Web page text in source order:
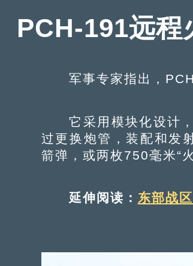
PCH-191远程
军事专家指出，PCH-
它采用模块化设计，
过更换炮管，装配和发
箭弹，或两枚750毫米“
延伸阅读： 东部战